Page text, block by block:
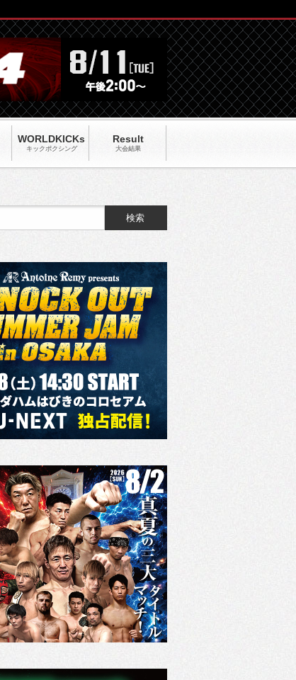
WORLDKICKs
キックポクシング
Result
大会結果